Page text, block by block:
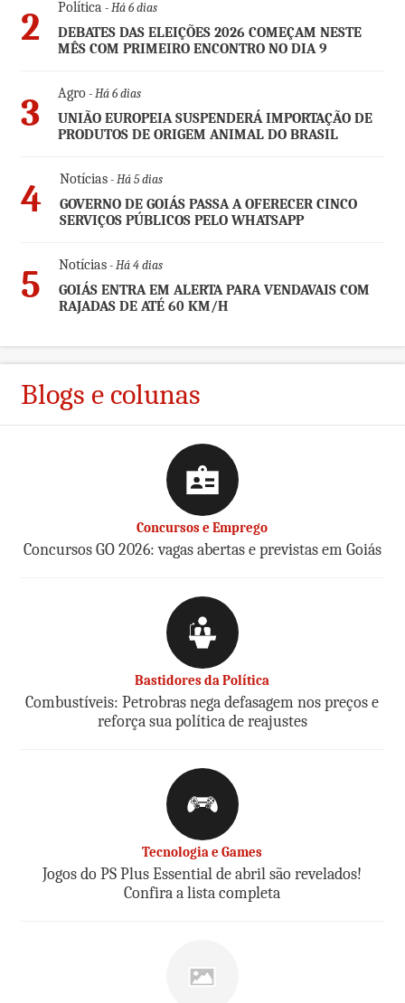
2 Política - Há 6 dias
DEBATES DAS ELEIÇÕES 2026 COMEÇAM NESTE
MÊS COM PRIMEIRO ENCONTRO NO DIA 9
3 Agro- Há 6 dias
UNIÃO EUROPEIA SUSPENDERÁ IMPORTAÇÃO DE
PRODUTOS DE ORIGEM ANIMAL DO BRASIL
4 Notícias- Há 5 dias
GOVERNO DE GOIÁS PASSA A OFERECER CINCO
SERVIÇOS PÚBLICOS PELO WHATSAPP
5 Notícias- Há 4 dias
GOIÁS ENTRA EM ALERTA PARA VENDAVAIS COM
RAJADAS DE ATÉ 60 KM/H
Blogs e colunas
Concursos e Emprego
Concursos GO 2026: vagas abertas e previstas em Goiás
Bastidores da Política
Combustíveis: Petrobras nega defasagem nos preços e
reforça sua política de reajustes
Tecnologia e Games
Jogos do PS Plus Essential de abril são revelados!
Confira a lista completa